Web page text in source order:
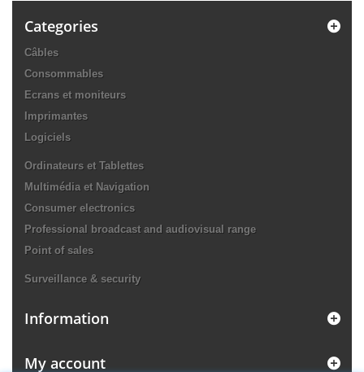
Categories
Câbles
Consommables
Ecrans et moniteurs
Imprimantes
Logiciels
Ordinateurs et Tablettes
Multimédia et Navigation
Consumer electronics
Professional broadcast and audiovisual range
Point of sales
Surveillance & security
Information
My account